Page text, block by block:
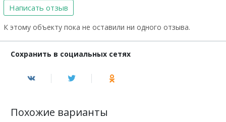
Написать отзыв
К этому объекту пока не оставили ни одного отзыва.
Сохранить в социальных сетях
Похожие варианты